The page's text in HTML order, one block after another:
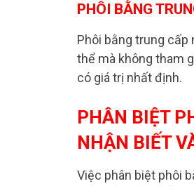
PHÔI BẰNG
Phôi bằng trung
thể mà không tham
có giá trị nhất định.
PHÂN BIỆT
NHẬN BIẾT
Việc phân biệt phôi